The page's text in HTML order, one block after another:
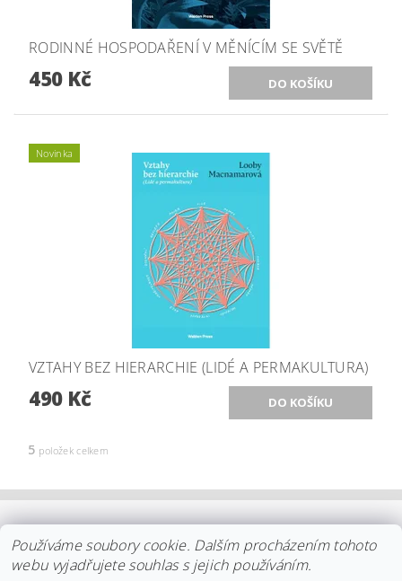
RODINNÉ HOSPODAŘENÍ V MĚNÍCÍM SE SVĚTĚ
450 Kč
Novinka
VZTAHY BEZ HIERARCHIE (LIDÉ A PERMAKULTURA)
490 Kč
5 položek celkem
| KOLEKCE STELTON | DISTRIBUCE IITTALA |
REKLAMACE/ODSTOUPENÍ | VŠE O NÁKUPU | KDO JSME
KONTAKT
Používáme soubory cookie. Dalším procházením tohoto
webu vyjadřujete souhlas s jejich používáním.